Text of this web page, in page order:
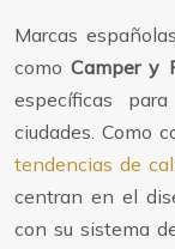
Marcas
comoCamper y
específicas
ciudades. Como
tendencias de
centran en el
con su sistema